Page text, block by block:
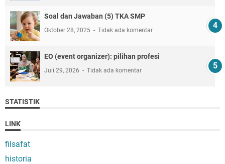
Soal dan Jawaban (5) TKA SMP
Oktober 28, 2025 Tidak ada komentar
EO (event organizer): pilihan profesi
Juli 29, 2026 Tidak ada komentar
STATISTIK
LINK
filsafat
historia